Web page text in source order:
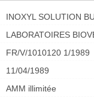
INOXYL SOLUTION
LABORATOIRES
FR/V/1010120 1/1989
11/04/1989
AMM illimitée